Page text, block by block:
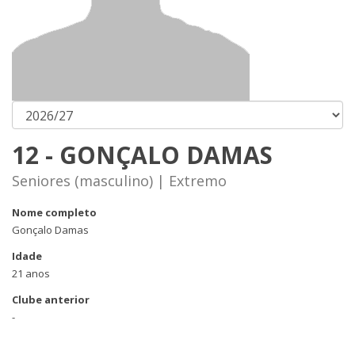
12 - GONÇALO DAMAS
Seniores (masculino) | Extremo
Nome completo
Gonçalo Damas
Idade
21 anos
Clube anterior
-